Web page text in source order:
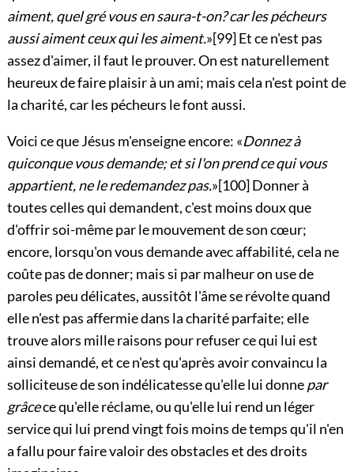
aiment, quel gré vous en saura-t-on? car les pécheurs
aussi aiment ceux qui les aiment.»[99]Et ce n'est pas
assez d'aimer, il faut le prouver. On est naturellement
heureux de faire plaisir à un ami; mais cela n'est point de
la charité, car les pécheurs le font aussi.
Voici ce que Jésus m'enseigne encore: «Donnez à
quiconque vous demande; et si l'on prend ce qui vous
appartient, ne le redemandez pas.»[100]Donner à
toutes celles qui demandent, c'est moins doux que
d'offrir soi-même par le mouvement de son cœur;
encore, lorsqu'on vous demande avec affabilité, cela ne
coûte pas de donner; mais si par malheur on use de
paroles peu délicates, aussitôt l'âme se révoltequand
elle n'est pas affermie dans la charité parfaite; elle
trouve alors mille raisons pour refuser ce qui lui est
ainsi demandé, et ce n'est qu'après avoir convaincu la
solliciteuse de son indélicatesse qu'elle lui donnepar
grâcece qu'elle réclame, ou qu'elle lui rend un léger
service qui lui prend vingt fois moins de temps qu'il n'en
a fallu pour faire valoir des obstacles et des droits